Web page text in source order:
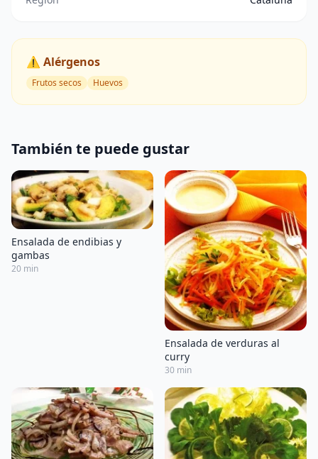
⚠️ Alérgenos
Frutos secos Huevos
También te puede gustar
Ensalada de endibias y
gambas
20 min
Ensalada de verduras al
curry
30 min